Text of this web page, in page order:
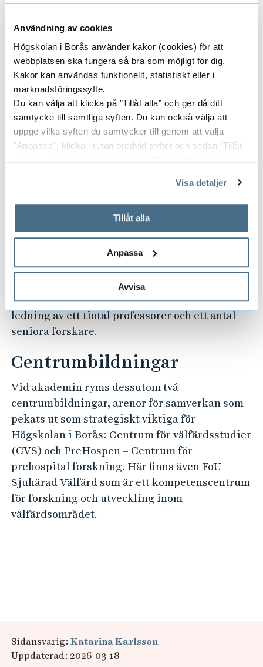
Användning av cookies
Högskolan i Borås använder kakor (cookies) för att
webbplatsen ska fungera så bra som möjligt för dig.
Kakor kan användas funktionellt, statistiskt eller i
marknadsföringssyfte.
Du kan välja att klicka på ”Tillåt alla” och ger då ditt
samtycke till samtliga syften. Du kan också välja att
uppge vilka syften du samtycker till genom att välja
"Anpassa", klicka i rutan bredvid syftet och sedan ”Tillåt
urval”. Du kan när som helst ta tillbaka ditt samtycke
På fliken "Information" kan du läsa om hur kakorna
används och hur vi och våra leverantörer inhämtar och
behandlar personuppgifter.
Visa detaljer
Tillåt alla
Anpassa
Avvisa
förvaltning, Kandidatprogram i ledarskap och
organisering inom vård och omsorg, samt
utbildningen Organisations- och
personalutvecklare i samhället (OPUS).
Akademin för vård, arbetsliv och välfärd är
uppdelad i två institutioner:
Institutionen för arbetsliv och välfärd
Institutionen för vårdvetenskap
Vidare går utbildning och forskning hand i
hand och studier erbjuds på såväl grund- och
avancerad nivå som på forskarnivå. Våren 2017
startade forskarutbildning i egen regi inom
Människan i vården. För närvarande läser ett
tjugotal doktorander utbildningen under
ledning av ett tiotal professorer och ett antal
seniora forskare.
Centrumbildningar
Vid akademin ryms dessutom två
centrumbildningar, arenor för samverkan som
pekats ut som strategiskt viktiga för
Högskolan i Borås: Centrum för välfärdsstudier
(CVS) och PreHospen – Centrum för
prehospital forskning. Här finns även FoU
Sjuhärad Välfärd som är ett kompetenscentrum
för forskning och utveckling inom
välfärdsområdet.
d
l
Sidansvarig: Katarina Karlsson
Uppdaterad: 2026-03-18